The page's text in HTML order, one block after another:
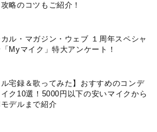
略のコツもご紹介！
ル・マガジン・ウェブ １周年スペシャ
Myマイク」特大アンケート！
ル宅録＆歌ってみた】おすすめのコンデ
ク10選！5000円以下の安いマイクから
デルまで紹介